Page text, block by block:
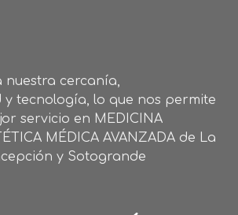
nuestra cercanía,
tecnología, lo que nos permite
servicio en MEDICINA
MÉDICA AVANZADA de La
y Sotogrande